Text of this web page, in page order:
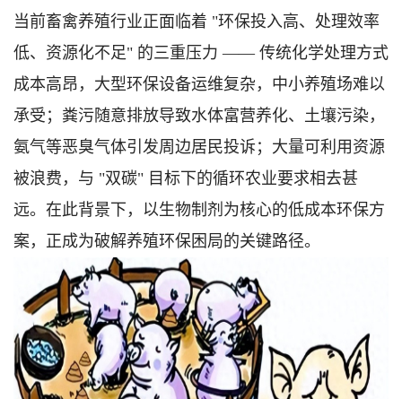
当前畜禽养殖行业正面临着 "环保投入高、处理效率
低、资源化不足" 的三重压力 —— 传统化学处理方式
成本高昂，大型环保设备运维复杂，中小养殖场难以
承受；粪污随意排放导致水体富营养化、土壤污染，
氨气等恶臭气体引发周边居民投诉；大量可利用资源
被浪费，与 "双碳" 目标下的循环农业要求相去甚
远。在此背景下，以生物制剂为核心的低成本环保方
案，正成为破解养殖环保困局的关键路径。